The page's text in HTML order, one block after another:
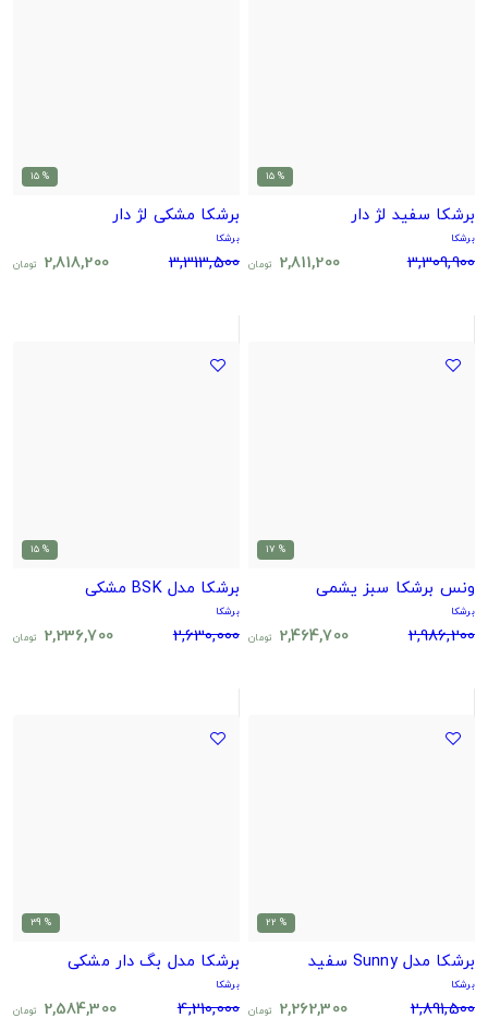
% 15
برشکا سفید لژ دار
برشکا
3,309,900
2,811,200 تومان
% 15
برشکا مشکی لژ دار
برشکا
3,313,500
2,818,200 تومان
% 17
ونس برشکا سبز یشمی
برشکا
2,986,200
2,464,700 تومان
% 15
برشکا مدل BSK مشکی
برشکا
2,630,000
2,236,700 تومان
% 22
برشکا مدل Sunny سفید
برشکا
2,891,500
2,262,300 تومان
% 39
برشکا مدل بگ دار مشکی
برشکا
4,210,000
2,584,300 تومان